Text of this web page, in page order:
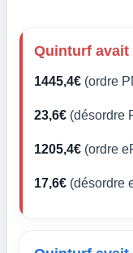
Quinturf avait
1445,4€ (ordre
23,6€ (désordre
1205,4€ (ordre
17,6€ (désordre